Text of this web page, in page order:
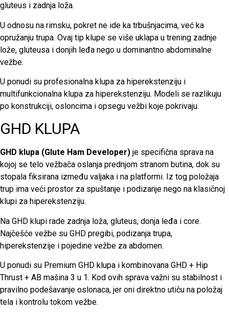
gluteus i zadnja loža.
U odnosu na rimsku, pokret ne ide ka trbušnjacima, već ka
opružanju trupa. Ovaj tip klupe se više uklapa u trening zadnje
lože, gluteusa i donjih leđa nego u dominantno abdominalne
vežbe.
U ponudi su profesionalna klupa za hiperekstenziju i
multifunkcionalna klupa za hiperekstenziju. Modeli se razlikuju
po konstrukciji, osloncima i opsegu vežbi koje pokrivaju.
GHD KLUPA
GHD klupa (Glute Ham Developer) je specifična sprava na
kojoj se telo vežbača oslanja prednjom stranom butina, dok su
stopala fiksirana između valjaka i na platformi. Iz tog položaja
trup ima veći prostor za spuštanje i podizanje nego na klasičnoj
klupi za hiperekstenziju.
Na GHD klupi rade zadnja loža, gluteus, donja leđa i core.
Najčešće vežbe su GHD pregibi, podizanja trupa,
hiperekstenzije i pojedine vežbe za abdomen.
U ponudi su Premium GHD klupa i kombinovana GHD + Hip
Thrust + AB mašina 3 u 1. Kod ovih sprava važni su stabilnost i
pravilno podešavanje oslonaca, jer oni direktno utiču na položaj
tela i kontrolu tokom vežbe.